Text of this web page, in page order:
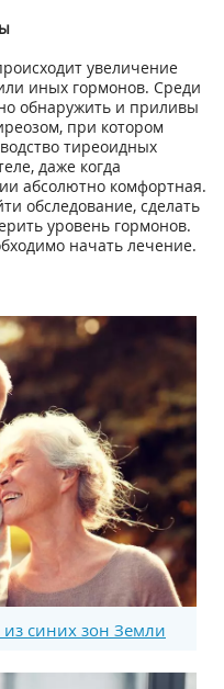
увеличение
иных гормонов. Среди
обнаружить и приливы
при котором
тиреоидных
даже когда
абсолютно комфортная.
обследование, сделать
уровень гормонов.
начать лечение.
из синих зон Земли